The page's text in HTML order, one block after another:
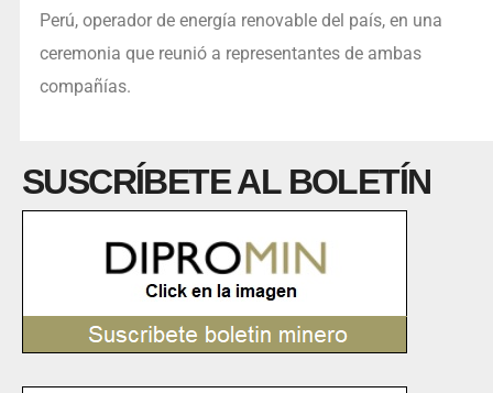
Perú, operador de energía renovable del país, en una
ceremonia que reunió a representantes de ambas
compañías.
SUSCRÍBETE AL BOLETÍN